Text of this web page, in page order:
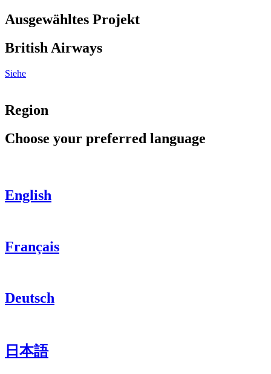
Ausgewähltes Projekt
British Airways
Siehe
Region
Choose your preferred language
English
Français
Deutsch
日本語